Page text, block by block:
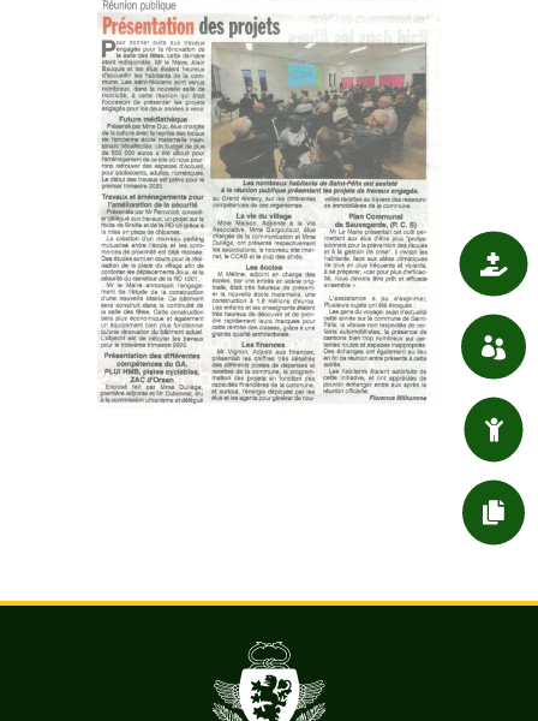

SANTÉ

ASSOCIATIONS

